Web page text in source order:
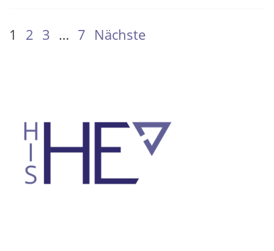
SEITENNUMMERIERUNG
1 2 3 … 7 Nächste